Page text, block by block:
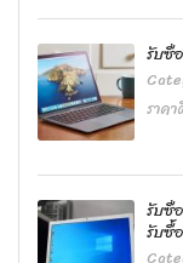
รับซื้
ราคา
รับซื้
รับซื้